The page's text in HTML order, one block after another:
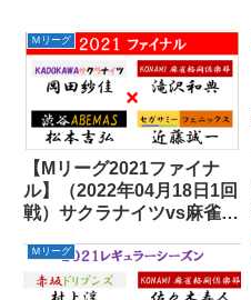
Ｍリーグ
【Mリーグ2021ファイナ
ル】（2022年04月18日1回
戦）サクラナイツvs麻雀格
ェニックス
Ｍリーグ